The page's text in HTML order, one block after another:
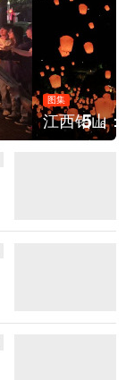
5/6